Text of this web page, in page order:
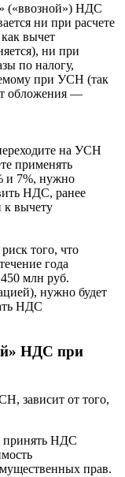
(«ввозной») НДС
ни при расчете
вычет
ни при
по налогу,
при УСН (так
обложения —
на УСН
применять
и 7%, нужно
НДС, ранее
к вычету
того, что
года
млн руб.
нужно будет
НДС
НДС при
зависит от того,
принять НДС
прав.